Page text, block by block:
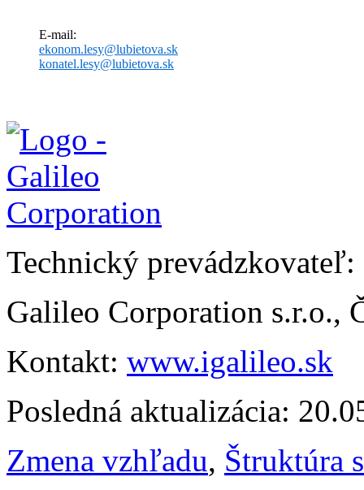
E-mail:
ekonom.lesy@lubietova.sk
konatel.lesy@lubietova.sk
Technický prevádzkovateľ:
Galileo Corporation s.r.o.,
Kontakt: www.igalileo.sk
Posledná aktualizácia:
Zmena vzhľadu, Štruktúra